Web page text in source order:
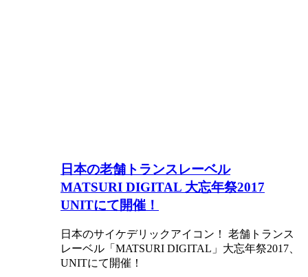
日本の老舗トランスレーベル
MATSURI DIGITAL 大忘年祭2017
UNITにて開催！
日本のサイケデリックアイコン！ 老舗トランス
レーベル「MATSURI DIGITAL」大忘年祭2017、
UNITにて開催！